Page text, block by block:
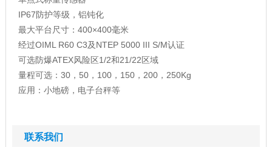
IP67防护等级，铝钝化
最大平台尺寸：400×400毫米
经过OIML R60 C3及NTEP 5000 III S/M认证
可选防爆ATEX风险区1/2和21/22区域
量程可选：30，50，100，150，200，250Kg
应用：小地磅，电子台秤等
联系我们